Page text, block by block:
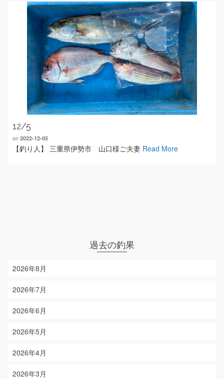
12/5
on 2022-12-05
【釣り人】 三重県伊勢市 山口様ご夫妻 Read More
過去の釣果
2026年8月
2026年7月
2026年6月
2026年5月
2026年4月
2026年3月